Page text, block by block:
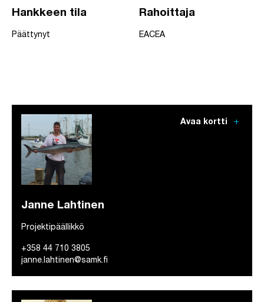
Hankkeen tila
Päättynyt
Rahoittaja
EACEA
Avaa kortti add
Janne Lahtinen
Projektipäällikkö
+358 44 710 3805
janne.lahtinen@samk.fi